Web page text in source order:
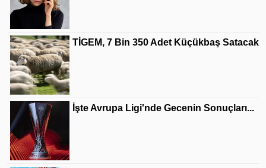
TİGEM, 7 Bin 350 Adet Küçükbaş Satacak
İşte Avrupa Ligi'nde Gecenin Sonuçları...